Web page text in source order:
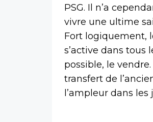
PSG. Il n’a
vivre une ultime
Fort logiquement,
s’active dans tous
possible, le
transfert de
l’ampleur dans les